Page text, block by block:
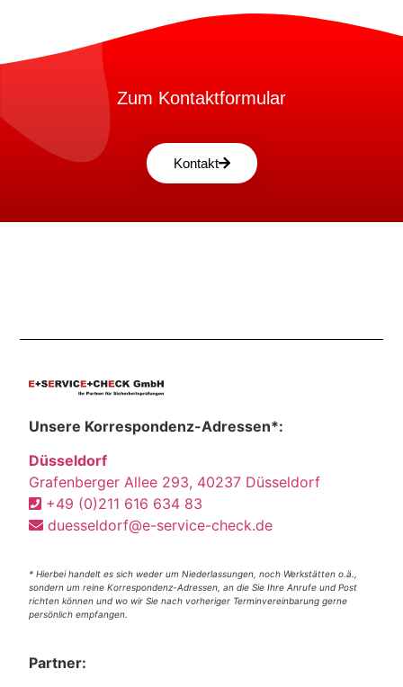
Zum Kontaktformular
Kontakt
Unsere Korrespondenz-Adressen*:
Düsseldorf
Grafenberger Allee 293, 40237 Düsseldorf
+49 (0)211 616 634 83
duesseldorf@e-service-check.de
* Hierbei handelt es sich weder um Niederlassungen, noch Werkstätten o.ä.,
sondern um reine Korrespondenz-Adressen, an die Sie Ihre Anrufe und Post
richten können und wo wir Sie nach vorheriger Terminvereinbarung gerne
persönlich empfangen.
Partner: